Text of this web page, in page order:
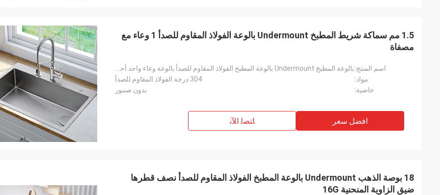
1.5 مم سماكة شريط المطبخ Undermount بالوعة الفولاذ المقاوم للصدأ 1 وعاء مع
مصفاة
اسم المنتج:
مواد:
304 درجة الفولاذ المقاوم للصدأ
خاصية:
بدون صنبور
افضل سعر ﺎﺘﺼﻟ ﺍﻶﻧ
18 بوصة الذهب Undermount بالوعة المطبخ الفولاذ المقاوم للصدأ نصف قطرها
ضيق الزاوية المنحنية 16G